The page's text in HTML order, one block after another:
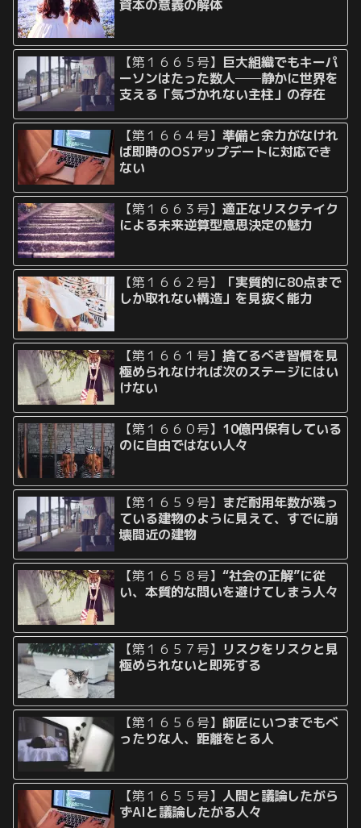
資本の意義の解体
【第１６６５号】 巨大組織でもキーパ
ーソンはたった数人──静かに世界を
支える「気づかれない主柱」の存在
【第１６６４号】準備と余力がなけれ
ば即時のOSアップデートに対応でき
ない
【第１６６３号】適正なリスクテイク
による未来逆算型意思決定の魅力
【第１６６２号】
「実質的に80点まで
しか取れない構造」を見抜く能力
【第１６６１号】捨てるべき習慣を見
極められなければ次のステージにはい
けない
【第１６６０号】 10億円保有している
のに自由ではない人々
【第１６５９号】 まだ耐用年数が残っ
ている建物のように見えて、すでに崩
壊間近の建物
【第１６５８号】“社会の正解”に従
い、本質的な問いを避けてしまう人々
【第１６５７号】 リスクをリスクと見
極められないと即死する
【第１６５６号】 師匠にいつまでもべ
ったりな人、距離をとる人
【第１６５５号】人間と議論したがら
ずAIと議論したがる人々